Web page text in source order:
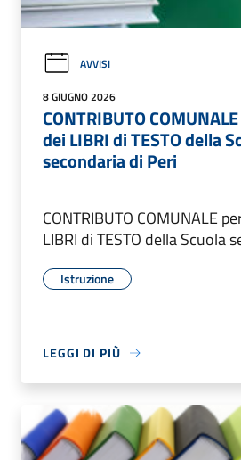
AVVISI
8 GIUGNO 2026
CONTRIBUTO
dei LIBRI di TESTO della
secondaria di Peri
CONTRIBUTO COMUNALE
LIBRI di TESTO della Scuola
Istruzione
LEGGI DI PIÙ